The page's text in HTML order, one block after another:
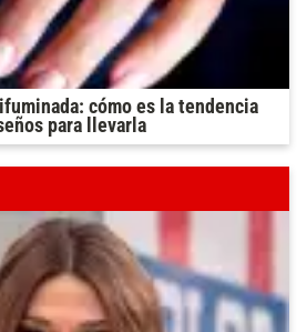
cómo es la tendencia
para llevarla